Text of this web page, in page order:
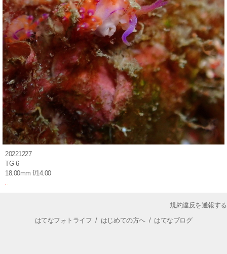
20221227
TG-6
18.00mm f/14.00
規約違反を通報する
はてなフォトライフ / はじめての方へ/ はてなブログ